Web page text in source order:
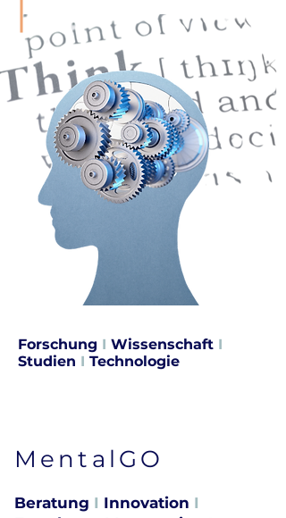
Forschung I Wissenschaft I
Studien I Technologie
MentalGO
Beratung I Innovation I